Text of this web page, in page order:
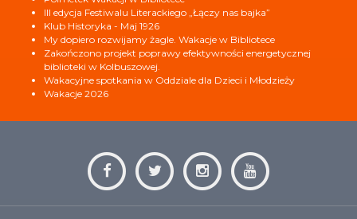
III edycja Festiwalu Literackiego „Łączy nas bajka”
Klub Historyka - Maj 1926
My dopiero rozwijamy żagle. Wakacje w Bibliotece
Zakończono projekt poprawy efektywności energetycznej
biblioteki w Kolbuszowej.
Wakacyjne spotkania w Oddziale dla Dzieci i Młodzieży
Wakacje 2026